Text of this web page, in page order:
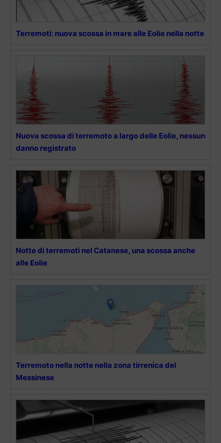
Terremoti: nuova scossa in mare alle Eolie nella notte
Nuova scossa di terremoto a largo delle Eolie, nessun
danno registrato
Notte di terremoti nel Catanese, una scossa anche
alle Eolie
Terremoto nella notte nella zona tirrenica del
Messinese